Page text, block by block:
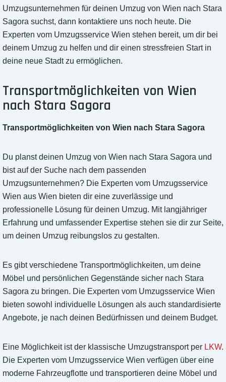
Umzugsunternehmen für deinen Umzug von Wien nach Stara
Sagora suchst, dann kontaktiere uns noch heute. Die
Experten vom Umzugsservice Wien stehen bereit, um dir bei
deinem Umzug zu helfen und dir einen stressfreien Start in
deine neue Stadt zu ermöglichen.
Transportmöglichkeiten von Wien
nach Stara Sagora
Transportmöglichkeiten von Wien nach Stara Sagora
Du planst deinen Umzug von Wien nach Stara Sagora und
bist auf der Suche nach dem passenden
Umzugsunternehmen? Die Experten vom Umzugsservice
Wien aus Wien bieten dir eine zuverlässige und
professionelle Lösung für deinen Umzug. Mit langjähriger
Erfahrung und umfassender Expertise stehen sie dir zur Seite,
um deinen Umzug reibungslos zu gestalten.
Es gibt verschiedene Transportmöglichkeiten, um deine
Möbel und persönlichen Gegenstände sicher nach Stara
Sagora zu bringen. Die Experten vom Umzugsservice Wien
bieten sowohl individuelle Lösungen als auch standardisierte
Angebote, je nach deinen Bedürfnissen und deinem Budget.
Eine Möglichkeit ist der klassische Umzugstransport per LKW.
Die Experten vom Umzugsservice Wien verfügen über eine
moderne Fahrzeugflotte und transportieren deine Möbel und